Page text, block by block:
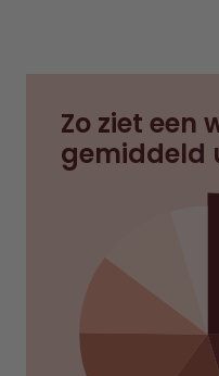
Zo ziet een
gemiddeld